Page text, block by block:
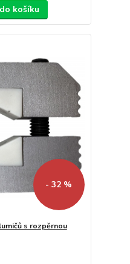
košíku
- 32 %
s rozpěrnou